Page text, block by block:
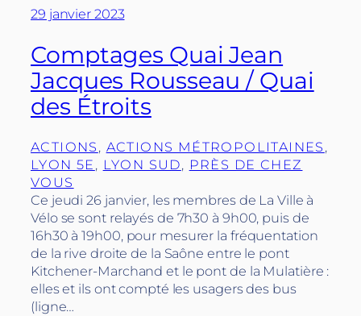
29 janvier 2023
Comptages Quai Jean
Jacques Rousseau / Quai
des Étroits
ACTIONS , ACTIONS MÉTROPOLITAINES
LYON 5E , LYON SUD, PRÈS DE CHEZ
VOUS
Ce jeudi 26 janvier, les membres de La Ville à
Vélo se sont relayés de 7h30 à 9h00, puis de
16h30 à 19h00, pour mesurer la fréquentation
de la rive droite de la Saône entre le pont
Kitchener-Marchand et le pont de la Mulatière :
elles et ils ont compté les usagers des bus
(ligne…